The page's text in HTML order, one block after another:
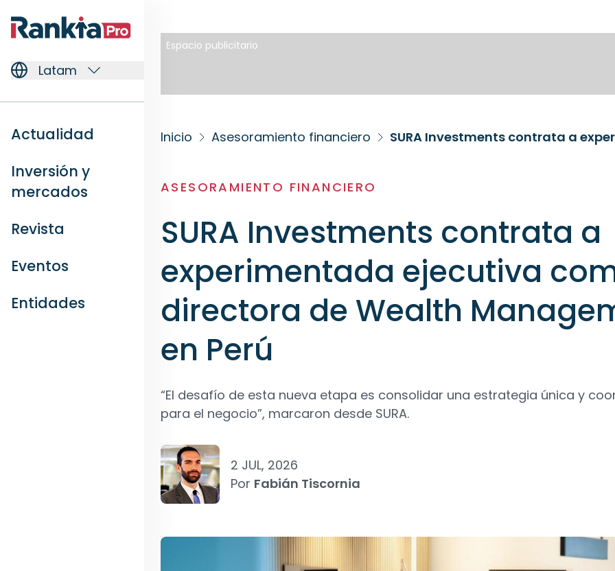
Latam
Actualidad
Inversión y
mercados
Revista
Eventos
Entidades
Espacio publicitario
Inicio Asesoramiento financiero
ASESORAMIENTO FINANCIERO
SURA Investments contrata a
experimentada ejecutiva
directora de Wealth
en Perú
“El desafío de esta nueva etapa es consolidar una estrategia única y
para el negocio”, marcaron desde SURA.
2 JUL, 2026
Por Fabián Tiscornia